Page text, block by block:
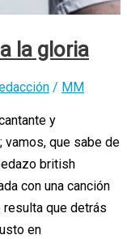
la gloria
/ MM
y
que sabe de
british
con una canción
que detrás
en